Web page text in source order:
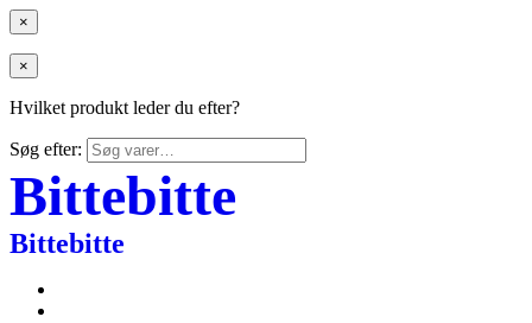
×
×
Hvilket produkt leder du efter?
Søg efter:
Bittebitte
Bittebitte